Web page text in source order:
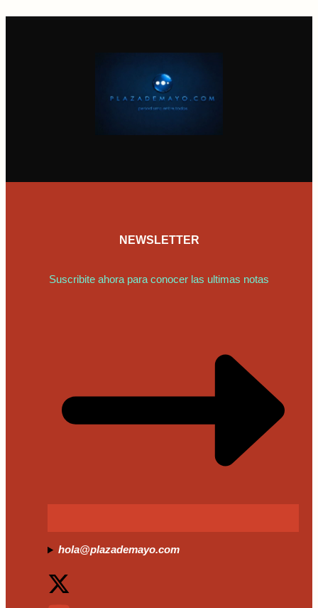
NEWSLETTER
Suscribite ahora para conocer las ultimas notas
hola@plazademayo.com